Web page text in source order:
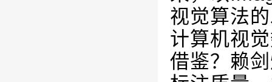
视觉算法
计算机视
借鉴？赖